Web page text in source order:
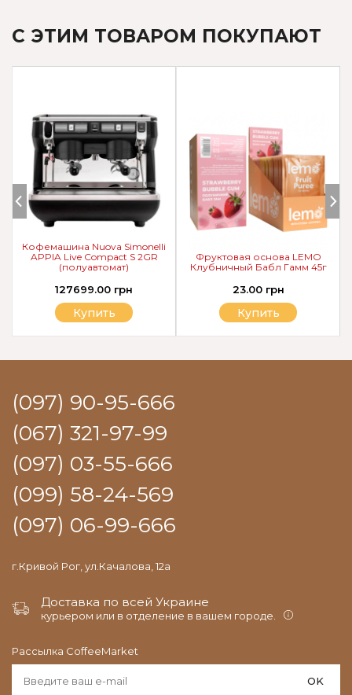
С ЭТИМ ТОВАРОМ ПОКУПАЮТ
Фруктовая основа LEMO
Клубничный Бабл Гамм 45г
23.00 грн
Купить
Кофемашина Nuova Simonelli
APPIA Live Compact S 2GR
(полуавтомат)
127699.00 грн
Купить
(097) 90-95-666
(067) 321-97-99
(097) 03-55-666
(099) 58-24-569
(097) 06-99-666
г.Кривой Рог, ул.Качалова, 12а
Доставка по всей Украине
курьером или в отделение в вашем городе.
Рассылка CoffeeMarket
OK